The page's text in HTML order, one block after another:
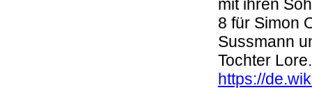
mit ihren
8 für Simon
Sussmann
Tochter
https://